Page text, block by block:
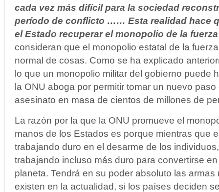
cada vez más difícil para la sociedad
período de conflicto …… Esta realidad hace
el Estado recuperar el monopolio de la fuerza
consideran que el monopolio estatal de la
normal de cosas. Como se ha explicado
lo que un monopolio militar del gobierno puede
la ONU aboga por permitir tomar un nuevo
asesinato en masa de cientos de millones de
La razón por la que la ONU promueve el
manos de los Estados es porque mientras que
trabajando duro en el desarme de los
trabajando incluso más duro para convertirse
planeta. Tendrá en su poder absoluto las
existen en la actualidad, si los países deciden